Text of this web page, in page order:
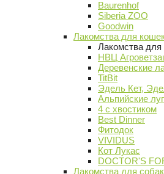
Baurenhof
Siberia ZOO
Goodwin
Лакомства для
Лакомства для
НВЦ
Деревенские
TitBit
Эдель Кет,
Альпийские
4 с хвостиком
Best Dinner
Фитодок
VIVIDUS
Кот Лукас
DOCTOR'S
Лакомства для собак